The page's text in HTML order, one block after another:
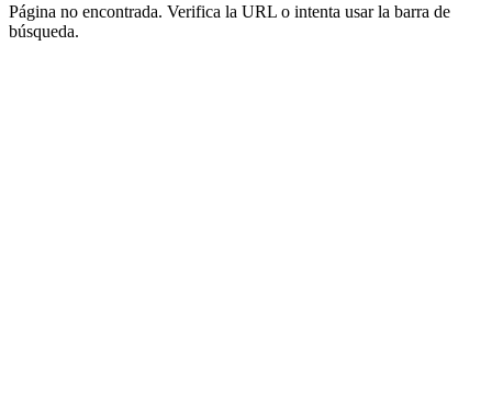
Página no encontrada. Verifica la URL o intenta usar la barra de
búsqueda.